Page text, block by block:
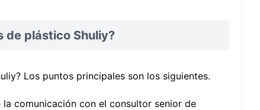
de plástico Shuliy?
Los puntos principales son los siguientes.
comunicación con el consultor senior de